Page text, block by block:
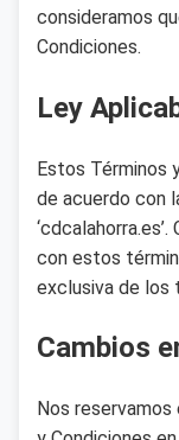
consideramos
Condiciones.
Ley
Estos Términos
de acuerdo con
con estos
exclusiva de los
Cambios
Nos